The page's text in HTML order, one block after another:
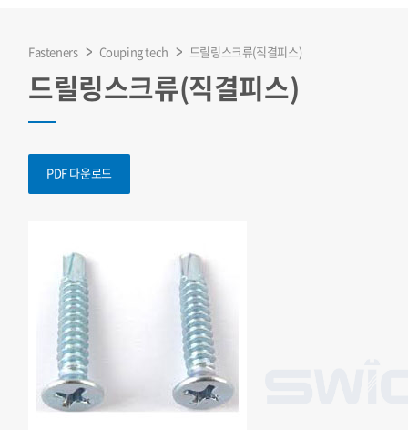
Fasteners Couping tech 드릴링스크류(직결피스)
드릴링스크류(직결피스)
PDF 다운로드